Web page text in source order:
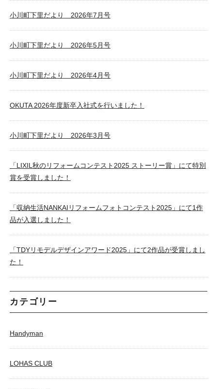
小川町下里だより 2026年7月号
小川町下里だより 2026年5月号
小川町下里だより 2026年4月号
OKUTA 2026年度新卒入社式を行いました！
小川町下里だより 2026年3月号
「LIXIL秋のリフォームコンテスト2025 ストーリー賞」にて特別
賞を受賞しました！
「収納生活NANKAIリフォームフォトコンテスト2025」にて1作
品が入選しました！
「TDYリモデルデザインアワード2025」にて2作品が受賞しまし
た！
カテゴリー
Handyman
LOHAS CLUB